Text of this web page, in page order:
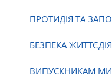
ПРОТИДІЯ ТА
БЕЗПЕКА
ВИПУСКНИКАМ